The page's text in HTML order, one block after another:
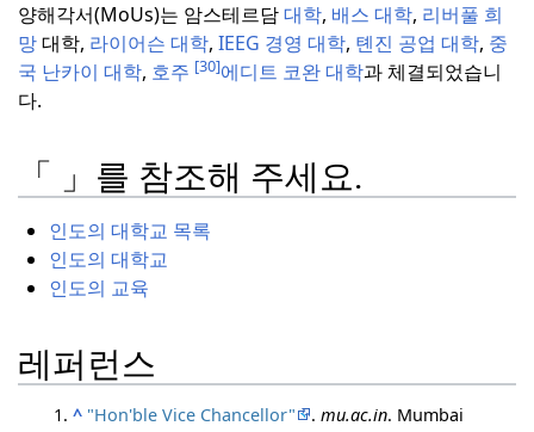
양해각서(MoUs)는 암스테르담대학, 배스 대학, 리버풀 희
망대학, 라이어슨 대학, IEEG 경영 대학, 톈진 공업 대학, 중
국 난카이 대학, 호주 [30]에디트 코완대학과 체결되었습니
다.
「 」를 참조해 주세요.
인도의 대학교 목록
인도의 대학교
인도의 교육
레퍼런스
^ "Hon'ble Vice Chancellor" .mu.ac.in. Mumbai